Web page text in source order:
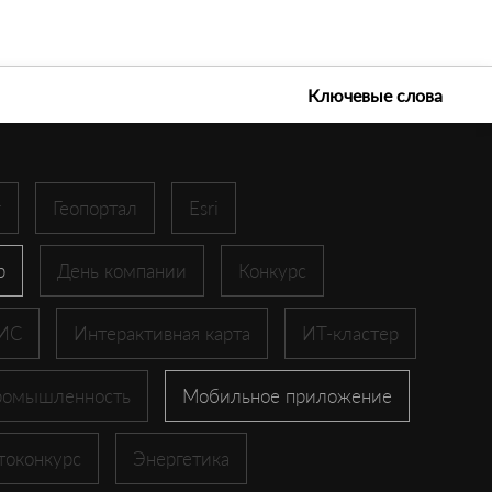
Ключевые слова
Геопортал Esri
День компании Конкурс
Интерактивная карта ИТ-кластер
Мобильное приложение
Энергетика